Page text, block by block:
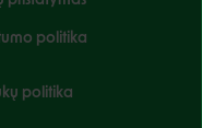
politika
politika